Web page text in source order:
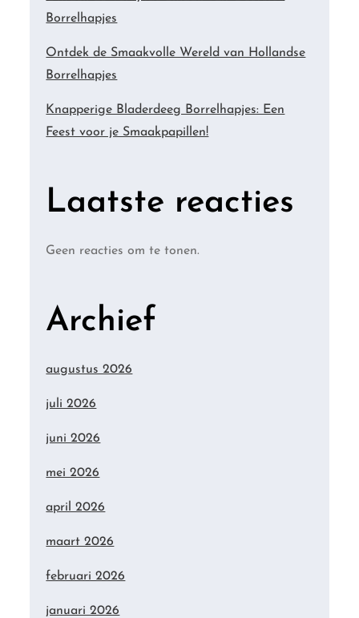
Borrelhapjes
Ontdek de Smaakvolle Wereld van Hollandse
Borrelhapjes
Knapperige Bladerdeeg Borrelhapjes: Een
Feest voor je Smaakpapillen!
Laatste reacties
Geen reacties om te tonen.
Archief
augustus 2026
juli 2026
juni 2026
mei 2026
april 2026
maart 2026
februari 2026
januari 2026